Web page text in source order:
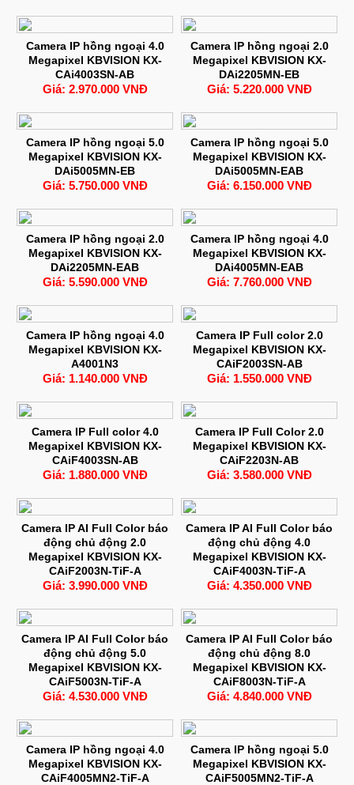
Camera IP hồng ngoại 4.0
Megapixel KBVISION KX-
CAi4003SN-AB
Giá: 2.970.000 VNĐ
Camera IP hồng ngoại 2.0
Megapixel KBVISION KX-
DAi2205MN-EB
Giá: 5.220.000 VNĐ
Camera IP hồng ngoại 5.0
Megapixel KBVISION KX-
DAi5005MN-EB
Giá: 5.750.000 VNĐ
Camera IP hồng ngoại 5.0
Megapixel KBVISION KX-
DAi5005MN-EAB
Giá: 6.150.000 VNĐ
Camera IP hồng ngoại 2.0
Megapixel KBVISION KX-
DAi2205MN-EAB
Giá: 5.590.000 VNĐ
Camera IP hồng ngoại 4.0
Megapixel KBVISION KX-
DAi4005MN-EAB
Giá: 7.760.000 VNĐ
Camera IP hồng ngoại 4.0
Megapixel KBVISION KX-
A4001N3
Giá: 1.140.000 VNĐ
Camera IP Full color 2.0
Megapixel KBVISION KX-
CAiF2003SN-AB
Giá: 1.550.000 VNĐ
Camera IP Full color 4.0
Megapixel KBVISION KX-
CAiF4003SN-AB
Giá: 1.880.000 VNĐ
Camera IP Full Color 2.0
Megapixel KBVISION KX-
CAiF2203N-AB
Giá: 3.580.000 VNĐ
Camera IP AI Full Color báo
động chủ động 2.0
Megapixel KBVISION KX-
CAiF2003N-TiF-A
Giá: 3.990.000 VNĐ
Camera IP AI Full Color báo
động chủ động 4.0
Megapixel KBVISION KX-
CAiF4003N-TiF-A
Giá: 4.350.000 VNĐ
Camera IP AI Full Color báo
động chủ động 5.0
Megapixel KBVISION KX-
CAiF5003N-TiF-A
Giá: 4.530.000 VNĐ
Camera IP AI Full Color báo
động chủ động 8.0
Megapixel KBVISION KX-
CAiF8003N-TiF-A
Giá: 4.840.000 VNĐ
Camera IP hồng ngoại 4.0
Megapixel KBVISION KX-
CAiF4005MN2-TiF-A
Camera IP hồng ngoại 5.0
Megapixel KBVISION KX-
CAiF5005MN2-TiF-A